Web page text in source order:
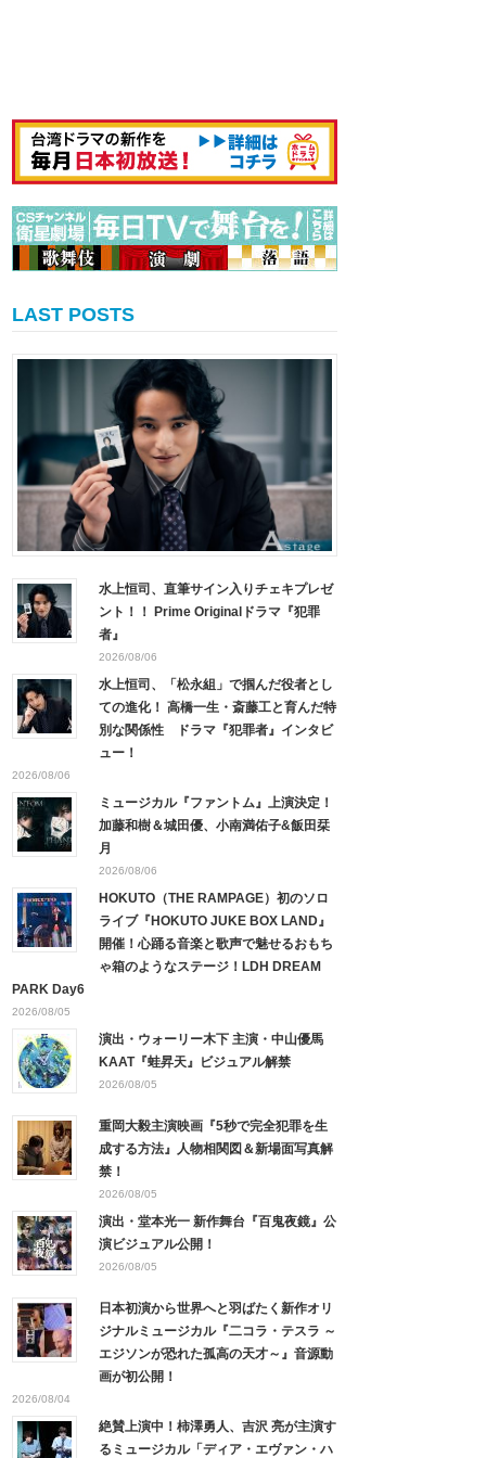
LAST POSTS
水上恒司、直筆サイン入りチェキプレゼ
ント！！ Prime Originalドラマ『犯罪
者』
2026/08/06
水上恒司、「松永組」で掴んだ役者とし
ての進化！ 高橋一生・斎藤工と育んだ特
別な関係性 ドラマ『犯罪者』インタビ
ュー！
2026/08/06
ミュージカル『ファントム』上演決定！
加藤和樹＆城田優、小南満佑子&飯田栞
月
2026/08/06
HOKUTO（THE RAMPAGE）初のソロ
ライブ『HOKUTO JUKE BOX LAND』
開催！心踊る音楽と歌声で魅せるおもち
ゃ箱のようなステージ！LDH DREAM
PARK Day6
2026/08/05
演出・ウォーリー木下 主演・中山優馬
KAAT『蛙昇天』ビジュアル解禁
2026/08/05
重岡大毅主演映画『5秒で完全犯罪を生
成する方法』人物相関図＆新場面写真解
禁！
2026/08/05
演出・堂本光一 新作舞台『百鬼夜鏡』公
演ビジュアル公開！
2026/08/05
日本初演から世界へと羽ばたく新作オリ
ジナルミュージカル『二コラ・テスラ ～
エジソンが恐れた孤高の天才～』音源動
画が初公開！
2026/08/04
絶賛上演中！柿澤勇人、吉沢 亮が主演す
るミュージカル「ディア・エヴァン・ハ